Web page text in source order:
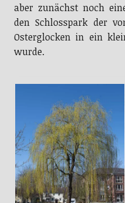
aber zunächst noch
den Schlosspark der
Osterglocken in ein
wurde.